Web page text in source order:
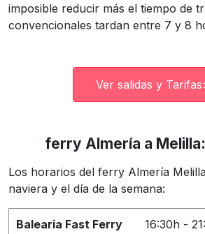
imposible reducir más el tiempo de
convencionales tardan entre 7 y 8
Ver salidas y
ferry Almería a
Los horarios del ferry Almería
naviera y el día de la semana:
Balearia Fast Ferry 16:30h -